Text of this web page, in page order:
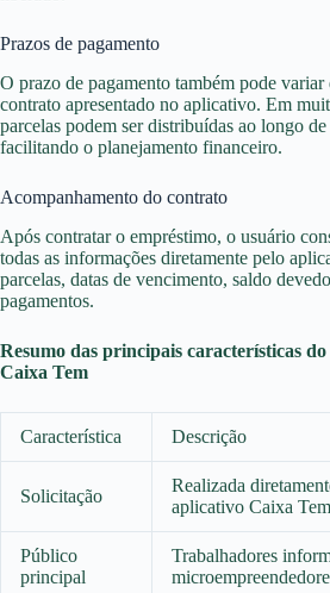
Prazos de pagamento
O prazo de pagamento também pode
contrato apresentado no aplicativo. Em
parcelas podem ser distribuídas ao longo de
facilitando o planejamento financeiro.
Acompanhamento do contrato
Após contratar o empréstimo, o usuário
todas as informações diretamente pelo
parcelas, datas de vencimento, saldo
pagamentos.
Resumo das principais características
Caixa Tem
Característica Descrição
Solicitação
Realizada
aplicativo Caixa Tem
Público
principal
Trabalhadores